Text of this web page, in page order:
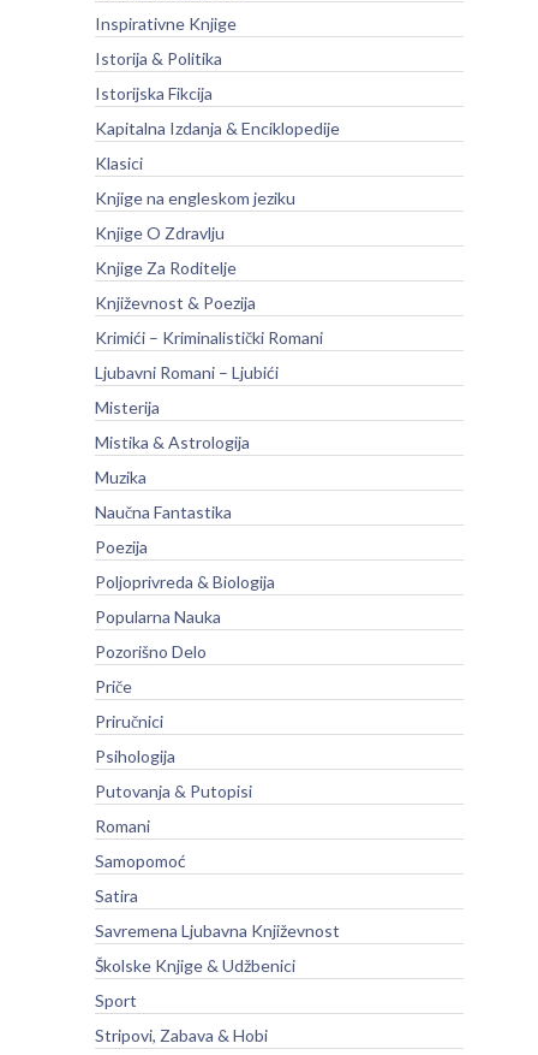
Inspirativne Knjige
Istorija & Politika
Istorijska Fikcija
Kapitalna Izdanja & Enciklopedije
Klasici
Knjige na engleskom jeziku
Knjige O Zdravlju
Knjige Za Roditelje
Književnost & Poezija
Krimići – Kriminalistički Romani
Ljubavni Romani – Ljubići
Misterija
Mistika & Astrologija
Muzika
Naučna Fantastika
Poezija
Poljoprivreda & Biologija
Popularna Nauka
Pozorišno Delo
Priče
Priručnici
Psihologija
Putovanja & Putopisi
Romani
Samopomoć
Satira
Savremena Ljubavna Književnost
Školske Knjige & Udžbenici
Sport
Stripovi, Zabava & Hobi